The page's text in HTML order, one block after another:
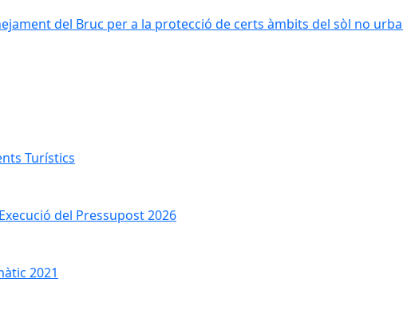
del Bruc per a la protecció de certs àmbits del sòl no
Turístics
del Pressupost 2026
2021